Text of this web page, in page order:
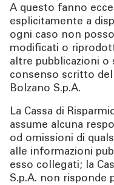
A questo fanno
esplicitamente a
ogni caso non
modificati o
altre pubblicazioni o
consenso scritto
Bolzano S.p.A.
La Cassa di
assume alcuna
od omissioni di
alle informazioni
esso collegati; la
S.p.A. non risponde